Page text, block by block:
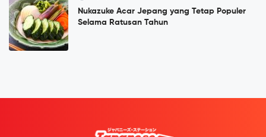
Nukazuke Acar Jepang yang Tetap Populer
Selama Ratusan Tahun